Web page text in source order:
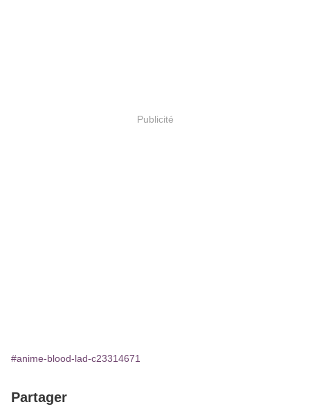
Publicité
#anime-blood-lad-c23314671
Partager